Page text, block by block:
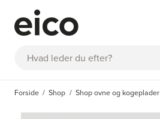
Søg
Forside Shop Shop ovne og kogeplader